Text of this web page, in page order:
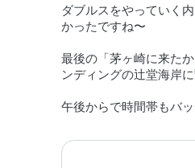
ダブルスをやっていく
かったですね〜
最後の「茅ヶ崎に来た
ンディングの辻堂海岸
午後からで時間帯もバッ